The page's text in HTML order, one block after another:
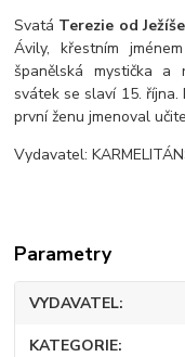
Svatá Terezie od Ježíše
Ávily, křestním
španělská mystička a
svátek se slaví 15. října.
první ženu jmenoval
Vydavatel:
Parametry
VYDAVATEL
KATEGORIE